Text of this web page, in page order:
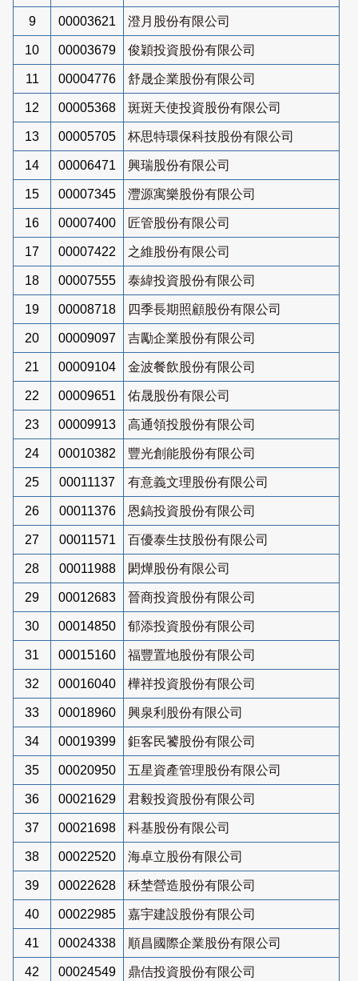
9 00003621 澄月股份有限公司
10 00003679 俊穎投資股份有限公司
11 00004776 舒晟企業股份有限公司
12 00005368 斑斑天使投資股份有限公司
13 00005705 杯思特環保科技股份有限公司
14 00006471 興瑞股份有限公司
15 00007345 灃源寓樂股份有限公司
16 00007400 匠管股份有限公司
17 00007422 之維股份有限公司
18 00007555 泰緯投資股份有限公司
19 00008718 四季長期照顧股份有限公司
20 00009097 吉勵企業股份有限公司
21 00009104 金波餐飲股份有限公司
22 00009651 佑晟股份有限公司
23 00009913 高通領投股份有限公司
24 00010382 豐光創能股份有限公司
25 00011137 有意義文理股份有限公司
26 00011376 恩鎬投資股份有限公司
27 00011571 百優泰生技股份有限公司
28 00011988 閎燁股份有限公司
29 00012683 晉商投資股份有限公司
30 00014850 郁添投資股份有限公司
31 00015160 福豐置地股份有限公司
32 00016040 樺祥投資股份有限公司
33 00018960 興泉利股份有限公司
34 00019399 鉅客民饕股份有限公司
35 00020950 五星資產管理股份有限公司
36 00021629 君毅投資股份有限公司
37 00021698 科基股份有限公司
38 00022520 海卓立股份有限公司
39 00022628 秝埜營造股份有限公司
40 00022985 嘉宇建設股份有限公司
41 00024338 順昌國際企業股份有限公司
42 00024549 鼎佶投資股份有限公司